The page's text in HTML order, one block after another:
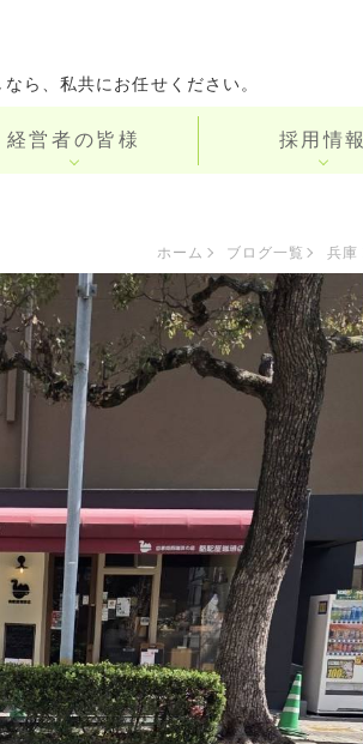
ら、私共にお任せください。
経営者の皆様 採用情報
ホーム ブログ一覧 兵庫